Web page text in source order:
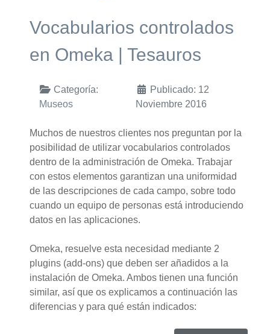
Vocabularios controlados
en Omeka | Tesauros
Categoría:
Museos
Publicado: 12
Noviembre 2016
Muchos de nuestros clientes nos preguntan por la
posibilidad de utilizar vocabularios controlados
dentro de la administración de Omeka. Trabajar
con estos elementos garantizan una uniformidad
de las descripciones de cada campo, sobre todo
cuando un equipo de personas está introduciendo
datos en las aplicaciones.
Omeka, resuelve esta necesidad mediante 2
plugins (add-ons) que deben ser añadidos a la
instalación de Omeka. Ambos tienen una función
similar, así que os explicamos a continuación las
diferencias y para qué están indicados: